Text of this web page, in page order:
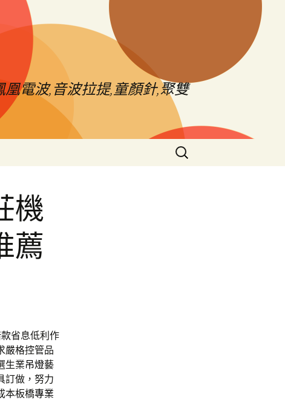
電波,音波拉提,童顏針,聚雙
搜
尋
機
薦
省息低利作
嚴格控管品
生業吊燈藝
訂做，努力
本板橋專業